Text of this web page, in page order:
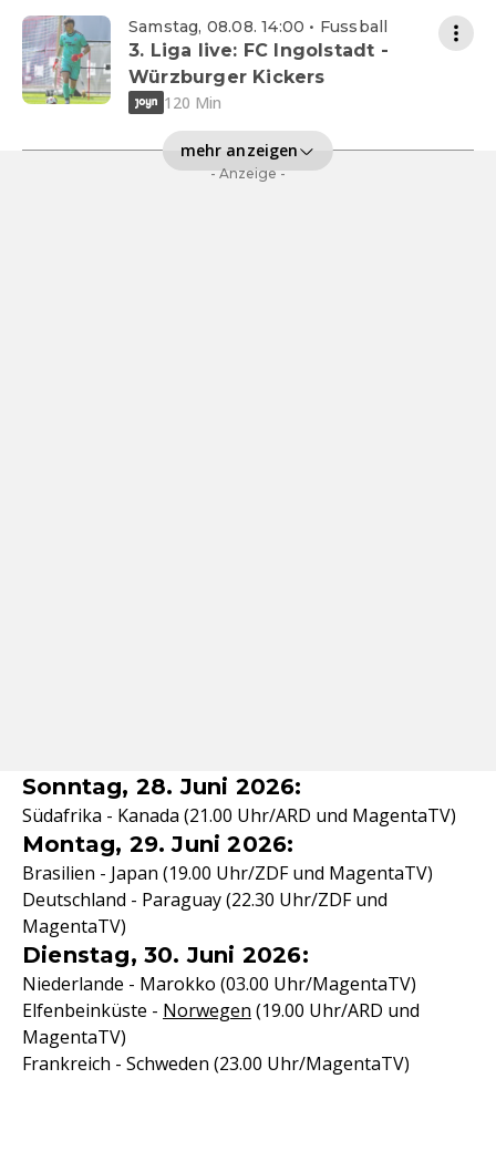
Samstag, 08.08. 14:00 • Fussball
3. Liga live: FC Ingolstadt -
Würzburger Kickers
120 Min
mehr anzeigen
- Anzeige -
Sonntag, 28. Juni 2026:
Südafrika - Kanada (21.00 Uhr/ARD und MagentaTV)
Montag, 29. Juni 2026:
Brasilien - Japan (19.00 Uhr/ZDF und MagentaTV)
Deutschland - Paraguay (22.30 Uhr/ZDF und
MagentaTV)
Dienstag, 30. Juni 2026:
Niederlande - Marokko (03.00 Uhr/MagentaTV)
Elfenbeinküste - Norwegen (19.00 Uhr/ARD und
MagentaTV)
Frankreich - Schweden (23.00 Uhr/MagentaTV)